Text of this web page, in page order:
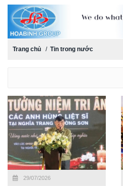
Trang chủ / Tin trong nước
29/07/2026